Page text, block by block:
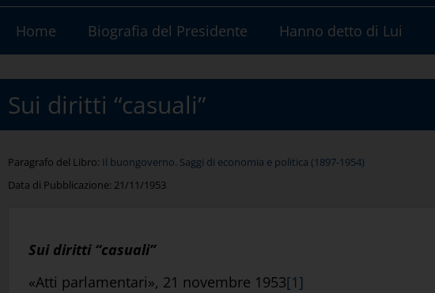
Home Biografia del Presidente Hanno detto di Lui
Sui diritti “casuali”
Paragrafo del Libro: Il buongoverno. Saggi di economia e politica (1897-1954)
Data di Pubblicazione: 21/11/1953
Sui diritti “casuali”
«Atti parlamentari», 21 novembre 1953[1]